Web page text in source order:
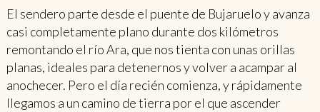
El sendero parte desde el puente de Bujaruelo y avanza
casi completamente plano durante dos kilómetros
remontando el río Ara, que nos tienta con unas orillas
planas, ideales para detenernos y volver a acampar al
anochecer. Pero el día recién comienza, y rápidamente
llegamos a un camino de tierra por el que ascender